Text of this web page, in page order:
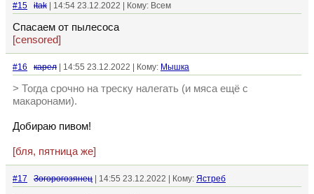
#15 itak | 14:54 23.12.2022 | Кому: Всем
Спасаем от пылесоса
[censored]
#16 кaрел | 14:55 23.12.2022 | Кому: Мышка
> Тогда срочно на треску налегать (и мяса ещё с
макаронами).
Добираю пивом!
[бля, пятница же]
#17 Зогорогозянец | 14:55 23.12.2022 | Кому: Ястреб